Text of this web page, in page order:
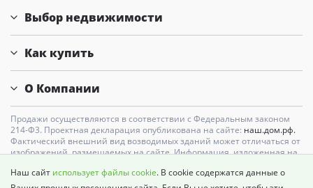
Выбор недвижимости
Как купить
О Компании
Продажи осуществляются в соответствии с Федеральным законом
214-Ф3. Проектная декларация опубликована на сайте: наш.дом.рф.
Фактический внешний вид возводимых зданий может отличаться от
изображений, размещаемых на сайте. Информация, изложенная на
характер и ни при каких условиях не является публичной офертой,
определяемой положениями статьи 437 ГК РФ. Окончательная цена
Наш сайт использует файлы cookie. В cookie содержатся данные о